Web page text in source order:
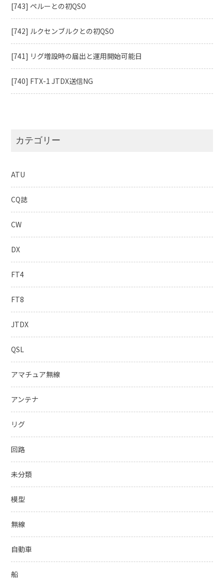
[743] ペルーとの初QSO
[742] ルクセンブルクとの初QSO
[741] リグ増設時の届出と運用開始可能日
[740] FTX-1 JTDX送信NG
カテゴリー
ATU
CQ誌
CW
DX
FT4
FT8
JTDX
QSL
アマチュア無線
アンテナ
リグ
回路
未分類
模型
無線
自動車
船